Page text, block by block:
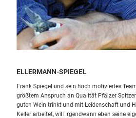
ELLERMANN-SPIEGEL
Frank Spiegel und sein hoch motiviertes
größtem Anspruch an Qualität Pfälzer
guten Wein trinkt und mit Leidenschaft und
Keller arbeitet, will irgendwann eben seine